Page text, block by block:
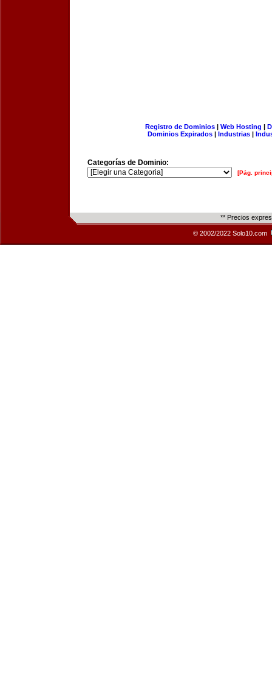
Registro de Dominios| Web Hosting |
Dominios Expirados | Industrias |
Categorías de Dominio:
[Pág.
** Precios
© 2002/2022 Solo10.com